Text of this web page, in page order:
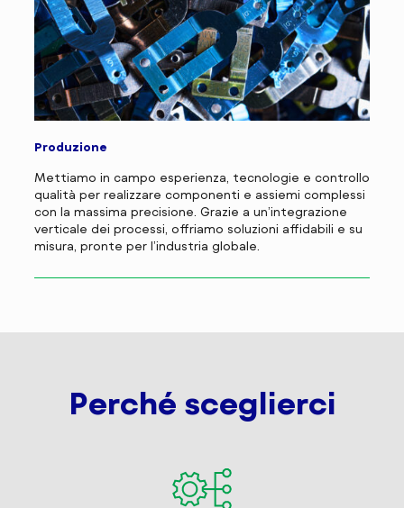
Produzione
Mettiamo in campo esperienza, tecnologie e controllo
qualità per realizzare componenti e assiemi complessi
con la massima precisione. Grazie a un’integrazione
verticale dei processi, offriamo soluzioni affidabili e su
misura, pronte per l’industria globale.
Perché sceglierci